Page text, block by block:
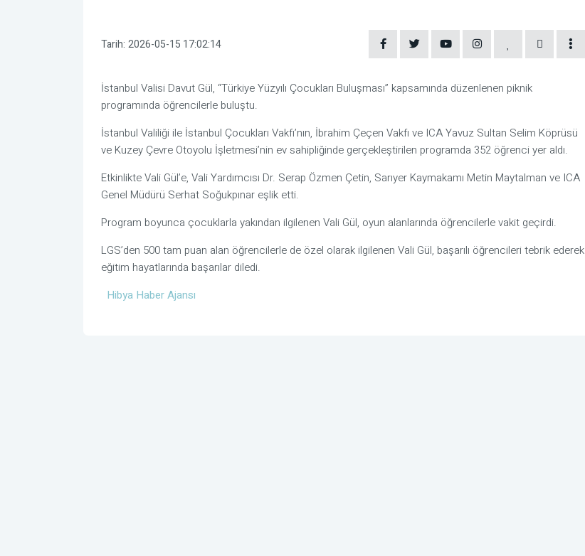
Tarih: 2026-05-15 17:02:14
İstanbul Valisi Davut Gül, “Türkiye Yüzyılı Çocukları Buluşması” kapsamında düzenlenen piknik
programında öğrencilerle buluştu.
İstanbul Valiliği ile İstanbul Çocukları Vakfı’nın, İbrahim Çeçen Vakfı ve ICA Yavuz Sultan Selim Köprüsü
ve Kuzey Çevre Otoyolu İşletmesi’nin ev sahipliğinde gerçekleştirilen programda 352 öğrenci yer aldı.
Etkinlikte Vali Gül’e, Vali Yardımcısı Dr. Serap Özmen Çetin, Sarıyer Kaymakamı Metin Maytalman ve ICA
Genel Müdürü Serhat Soğukpınar eşlik etti.
Program boyunca çocuklarla yakından ilgilenen Vali Gül, oyun alanlarında öğrencilerle vakit geçirdi.
LGS’den 500 tam puan alan öğrencilerle de özel olarak ilgilenen Vali Gül, başarılı öğrencileri tebrik ederek
eğitim hayatlarında başarılar diledi.
Hibya Haber Ajansı